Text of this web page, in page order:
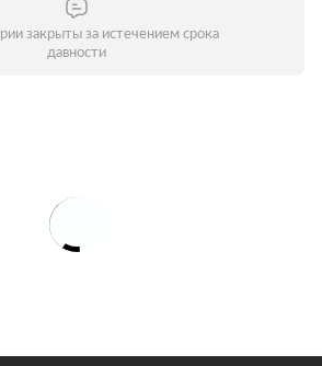
закрыты за истечением срока
давности